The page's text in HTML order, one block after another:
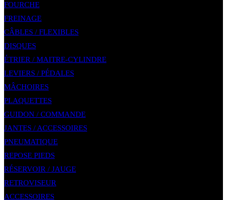
FOURCHE
FREINAGE
CÂBLES / FLEXIBLES
DISQUES
ÉTRIER / MAITRE-CYLINDRE
LEVIERS / PÉDALES
MÂCHOIRES
PLAQUETTES
GUIDON / COMMANDE
JANTES / ACCESSOIRES
PNEUMATIQUE
REPOSE PIEDS
RÉSERVOIR / JAUGE
RETROVISEUR
ACCESSOIRES